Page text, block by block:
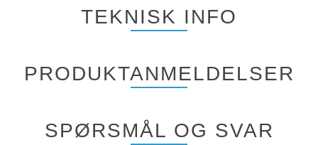
TEKNISK INFO
PRODUKTANMELDELSER
SPØRSMÅL OG SVAR